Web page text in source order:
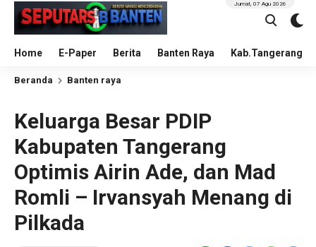
Home E-Paper Berita Banten Raya Kab.Tangerang
Jumat, 07 Agu 2026
Beranda Banten raya
Keluarga Besar PDIP
Kabupaten Tangerang
Optimis Airin Ade, dan Mad
Romli – Irvansyah Menang di
Pilkada